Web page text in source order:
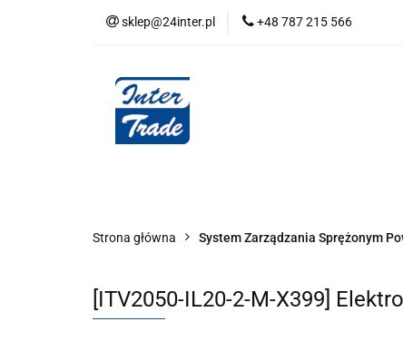
sklep@24inter.pl +48 787 215 566
AUDYT SPRĘŻONEGO POWIETRZA
AUDYT
Strona główna System Zarządzania Sprężonym
[ITV2050-IL20-2-M-X399]